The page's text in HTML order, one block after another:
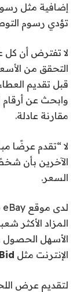
إضافية مثل
تؤدي رسوم
التحقق من
قبل تقديم
وابحث عن أرقام
مقارنة عادلة.
لا “تقدم عرضًا
الآخرين بأن
السعر.
المزاد الأكثر
الأسهل الحصول
الإنترنت مثل
لتقديم عرض